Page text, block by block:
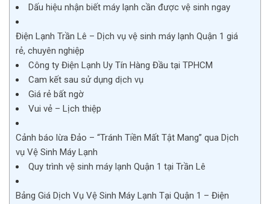
Dấu hiệu nhận biết máy lạnh cần được vệ sinh ngay
Điện Lạnh Trần Lê – Dịch vụ vệ sinh máy lạnh Quận 1 giá
rẻ, chuyên nghiệp
Công ty Điện Lạnh Uy Tín Hàng Đầu tại TPHCM
Cam kết sau sử dụng dịch vụ
Giá rẻ bất ngờ
Vui vẻ – Lịch thiệp
Cảnh báo lừa Đảo – “Tránh Tiền Mất Tật Mang” qua Dịch
vụ Vệ Sinh Máy Lạnh
Quy trình vệ sinh máy lạnh Quận 1 tại Trần Lê
Bảng Giá Dịch Vụ Vệ Sinh Máy Lạnh Tại Quận 1 – Điện